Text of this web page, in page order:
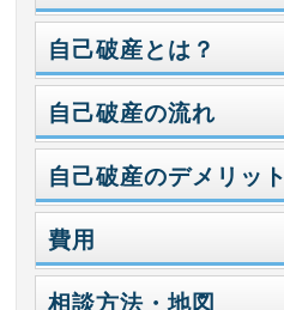
自己破産とは？
自己破産の流れ
自己破産のデメリット
費用
相談方法・地図